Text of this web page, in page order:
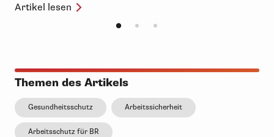
Artikel lesen
Themen des Artikels
Gesundheitsschutz Arbeitssicherheit
Arbeitsschutz für BR